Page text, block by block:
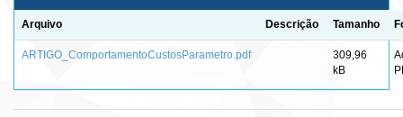
Arquivo Descrição Tamanho
ARTIGO_ComportamentoCustosParametro.pdf
309,96
kB